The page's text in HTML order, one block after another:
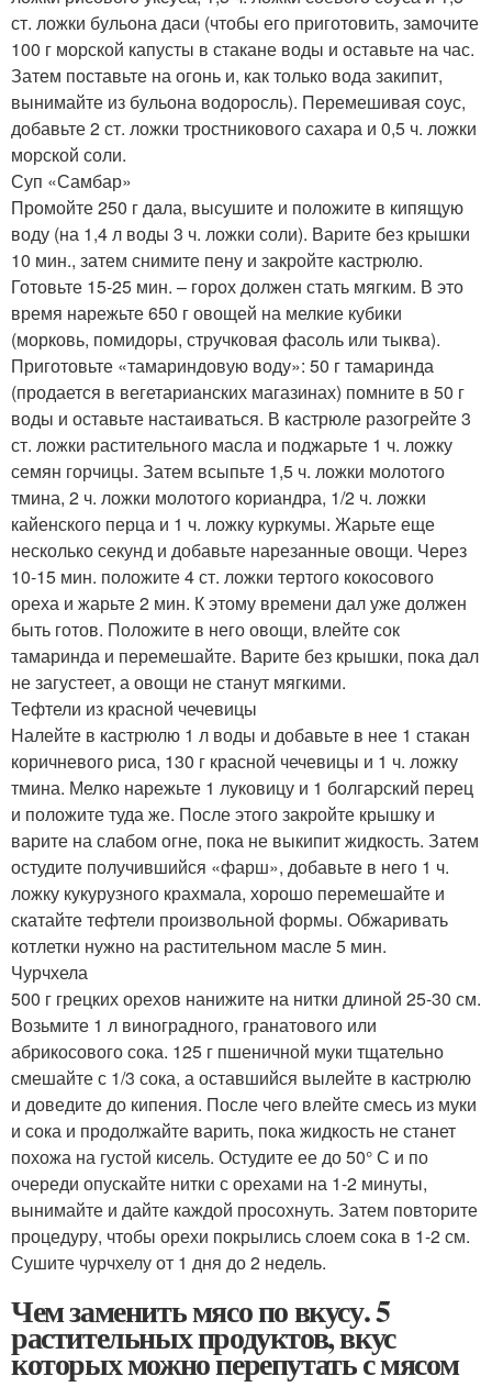
ст. ложки бульона даси (чтобы его приготовить, замочите
100 г морской капусты в стакане воды и оставьте на час.
Затем поставьте на огонь и, как только вода закипит,
вынимайте из бульона водоросль). Перемешивая соус,
добавьте 2 ст. ложки тростникового сахара и 0,5 ч. ложки
морской соли.
Суп «Самбар»
Промойте 250 г дала, высушите и положите в кипящую
воду (на 1,4 л воды 3 ч. ложки соли). Варите без крышки
10 мин., затем снимите пену и закройте кастрюлю.
Готовьте 15-25 мин. – горох должен стать мягким. В это
время нарежьте 650 г овощей на мелкие кубики
(морковь, помидоры, стручковая фасоль или тыква).
Приготовьте «тамариндовую воду»: 50 г тамаринда
(продается в вегетарианских магазинах) помните в 50 г
воды и оставьте настаиваться. В кастрюле разогрейте 3
ст. ложки растительного масла и поджарьте 1 ч. ложку
семян горчицы. Затем всыпьте 1,5 ч. ложки молотого
тмина, 2 ч. ложки молотого кориандра, 1/2 ч. ложки
кайенского перца и 1 ч. ложку куркумы. Жарьте еще
несколько секунд и добавьте нарезанные овощи. Через
10-15 мин. положите 4 ст. ложки тертого кокосового
ореха и жарьте 2 мин. К этому времени дал уже должен
быть готов. Положите в него овощи, влейте сок
тамаринда и перемешайте. Варите без крышки, пока дал
не загустеет, а овощи не станут мягкими.
Тефтели из красной чечевицы
Налейте в кастрюлю 1 л воды и добавьте в нее 1 стакан
коричневого риса, 130 г красной чечевицы и 1 ч. ложку
тмина. Мелко нарежьте 1 луковицу и 1 болгарский перец
и положите туда же. После этого закройте крышку и
варите на слабом огне, пока не выкипит жидкость. Затем
остудите получившийся «фарш», добавьте в него 1 ч.
ложку кукурузного крахмала, хорошо перемешайте и
скатайте тефтели произвольной формы. Обжаривать
котлетки нужно на растительном масле 5 мин.
Чурчхела
500 г грецких орехов нанижите на нитки длиной 25-30 см.
Возьмите 1 л виноградного, гранатового или
абрикосового сока. 125 г пшеничной муки тщательно
смешайте с 1/3 сока, а оставшийся вылейте в кастрюлю
и доведите до кипения. После чего влейте смесь из муки
и сока и продолжайте варить, пока жидкость не станет
похожа на густой кисель. Остудите ее до 50° С и по
очереди опускайте нитки с орехами на 1-2 минуты,
вынимайте и дайте каждой просохнуть. Затем повторите
процедуру, чтобы орехи покрылись слоем сока в 1-2 см.
Сушите чурчхелу от 1 дня до 2 недель.
Чем заменить мясо по вкусу. 5
растительных продуктов, вкус
которых можно перепутать с мясом